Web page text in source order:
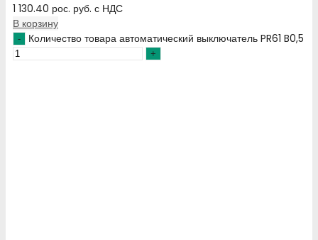
1 130.40 рос. руб. с НДС
В корзину
Количество товара автоматический выключатель PR61 B0,5